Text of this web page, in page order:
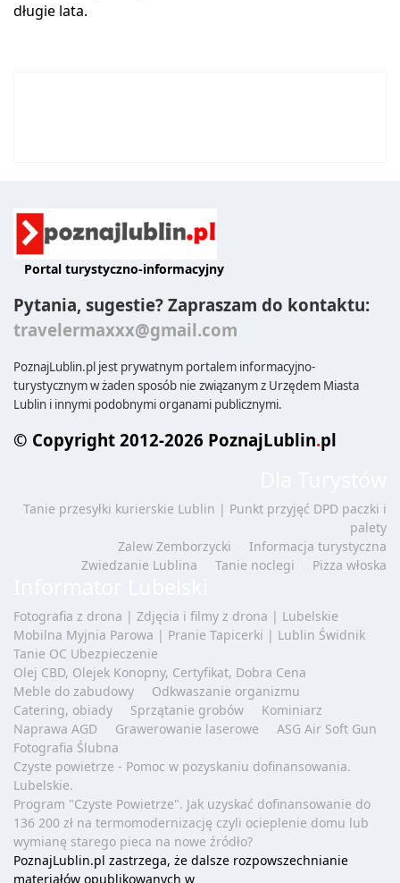
długie lata.
Portal turystyczno-informacyjny
Pytania, sugestie? Zapraszam do kontaktu:
travelermaxxx@gmail.com
PoznajLublin.pl jest prywatnym portalem informacyjno-
turystycznym w żaden sposób nie związanym z Urzędem Miasta
Lublin i innymi podobnymi organami publicznymi.
© Copyright 2012-2026 PoznajLublin.pl
Tanie przesyłki kurierskie Lublin | Punkt przyjęć DPD paczki i
palety
Zalew Zemborzycki
Informacja turystyczna
Zwiedzanie Lublina
Tanie noclegi Pizza włoska
Fotografia z drona | Zdjęcia i filmy z drona | Lubelskie
Mobilna Myjnia Parowa | Pranie Tapicerki | Lublin Świdnik
Tanie OC Ubezpieczenie
Olej CBD, Olejek Konopny, Certyfikat, Dobra Cena
Meble do zabudowy
Odkwaszanie organizmu
Catering, obiady
Sprzątanie grobów
Kominiarz
Naprawa AGD
Grawerowanie laserowe
ASG Air Soft Gun
Fotografia Ślubna
Czyste powietrze - Pomoc w pozyskaniu dofinansowania.
Lubelskie.
Program "Czyste Powietrze". Jak uzyskać dofinansowanie do
136 200 zł na termomodernizację czyli ocieplenie domu lub
wymianę starego pieca na nowe źródło?
PoznajLublin.pl zastrzega, że dalsze rozpowszechnianie
materiałów opublikowanych w